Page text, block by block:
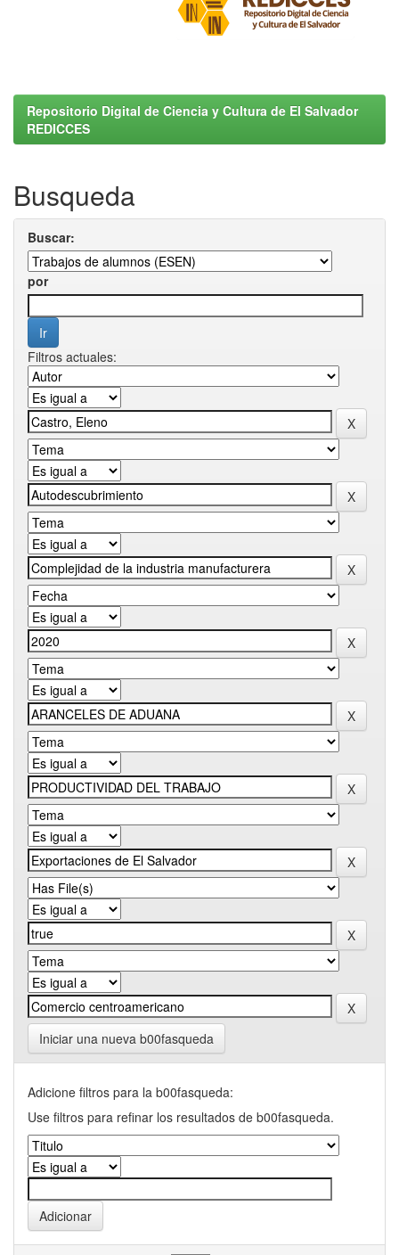
Repositorio Digital de Ciencia y Cultura de El Salvador
REDICCES
Busqueda
Buscar:
por
Filtros actuales:
Iniciar una nueva b00fasqueda
Adicione filtros para la b00fasqueda:
Use filtros para refinar los resultados de b00fasqueda.